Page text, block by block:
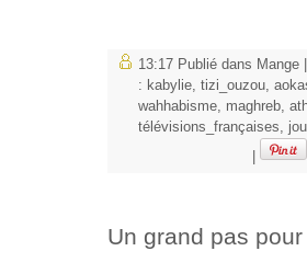
13:17 Publié dans Mange
: kabylie tizi_ouzou
wahhabisme
maghreb
télévisions_françaises
Un grand pas